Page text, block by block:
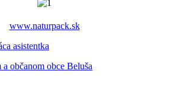
www.naturpack.sk
asistentka
občanom obce Beluša